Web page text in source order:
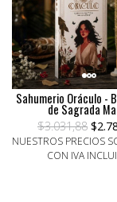
Sahumerio Oráculo -
de Sagrada
$3.031,88
NUESTROS PRECIOS
CON IVA